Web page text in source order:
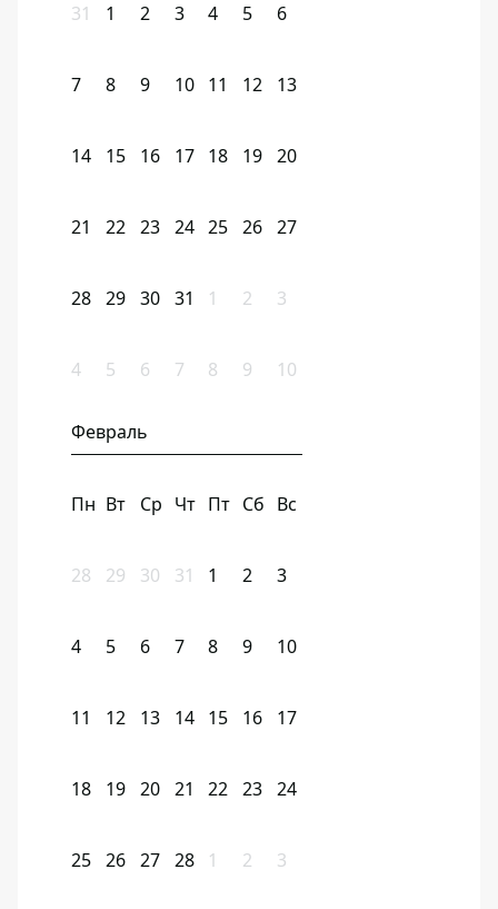
31 1 2 3 4 5 6
7 8 9 10 11 12 13
14 15 16 17 18 19 20
21 22 23 24 25 26 27
28 29 30 31 1 2 3
4 5 6 7 8 9 10
Февраль
Пн Вт Ср Чт Пт Сб Вс
28 29 30 31 1 2 3
4 5 6 7 8 9 10
11 12 13 14 15 16 17
18 19 20 21 22 23 24
25 26 27 28 1 2 3